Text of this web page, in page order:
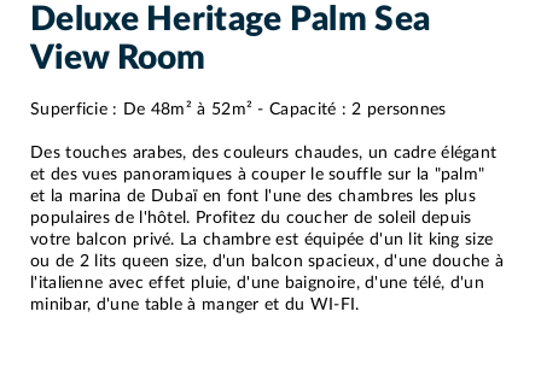
Deluxe Heritage Palm Sea
View Room
Superficie : De 48m² à 52m² - Capacité : 2 personnes
Des touches arabes, des couleurs chaudes, un cadre élégant
et des vues panoramiques à couper le souffle sur la "palm"
et la marina de Dubaï en font l'une des chambres les plus
populaires de l'hôtel. Profitez du coucher de soleil depuis
votre balcon privé. La chambre est équipée d'un lit king size
ou de 2 lits queen size, d'un balcon spacieux, d'une douche à
l'italienne avec effet pluie, d'une baignoire, d'une télé, d'un
minibar, d'une table à manger et du WI-FI.